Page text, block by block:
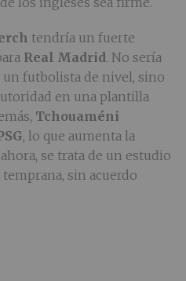
tendría un fuerte
Real Madrid. No sería
futbolista de nivel, sino
en una plantilla
Tchouaméni
, lo que aumenta la
se trata de un estudio
sin acuerdo